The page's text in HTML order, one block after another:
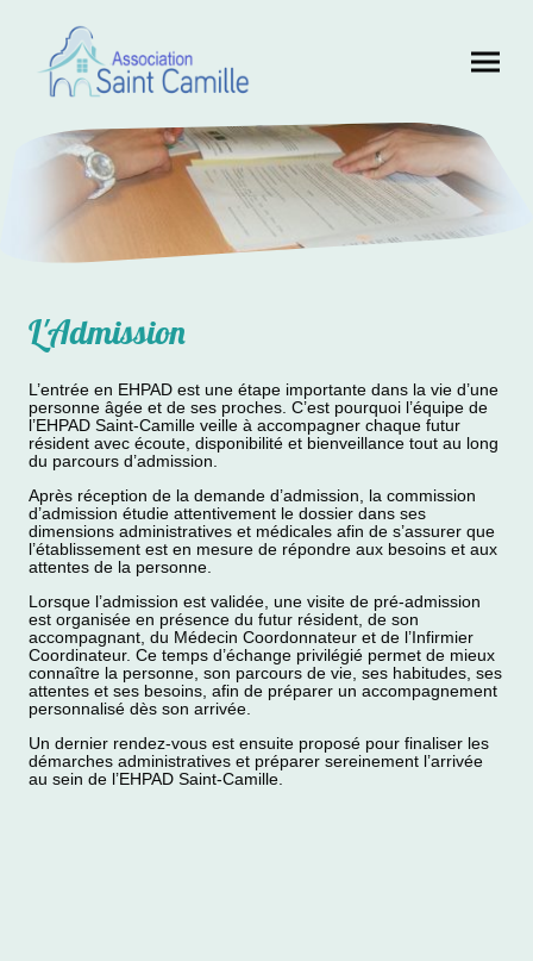
L'Admission
L’entrée en EHPAD est une étape importante dans la vie d’une
personne âgée et de ses proches. C’est pourquoi l’équipe de
l’EHPAD Saint-Camille veille à accompagner chaque futur
résident avec écoute, disponibilité et bienveillance tout au long
du parcours d’admission.
Après réception de la demande d’admission, la commission
d’admission étudie attentivement le dossier dans ses
dimensions administratives et médicales afin de s’assurer que
l’établissement est en mesure de répondre aux besoins et aux
attentes de la personne.
Lorsque l’admission est validée, une visite de pré-admission
est organisée en présence du futur résident, de son
accompagnant, du Médecin Coordonnateur et de l’Infirmier
Coordinateur. Ce temps d’échange privilégié permet de mieux
connaître la personne, son parcours de vie, ses habitudes, ses
attentes et ses besoins, afin de préparer un accompagnement
personnalisé dès son arrivée.
Un dernier rendez-vous est ensuite proposé pour finaliser les
démarches administratives et préparer sereinement l’arrivée
au sein de l’EHPAD Saint-Camille.